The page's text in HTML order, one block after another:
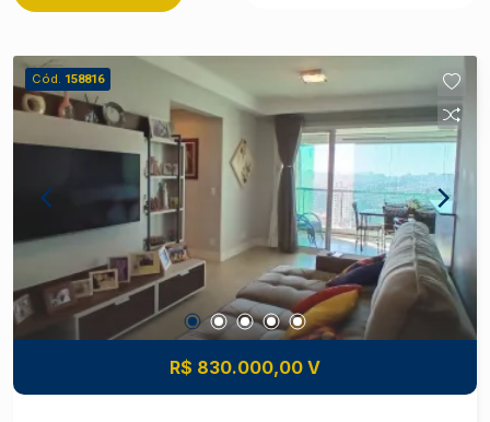
Cód. 158816
R$ 830.000,00 V